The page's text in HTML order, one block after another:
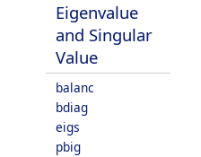
Eigenvalue
and Singular
Value
balanc
bdiag
eigs
pbig